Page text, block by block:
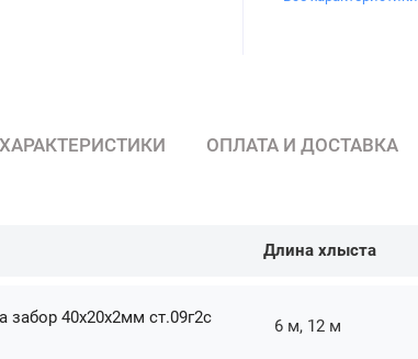
ХАРАКТЕРИСТИКИ ОПЛАТА И ДОСТАВКА
Длина хлыста
забор 40х20х2мм ст.09г2с
6 м, 12 м